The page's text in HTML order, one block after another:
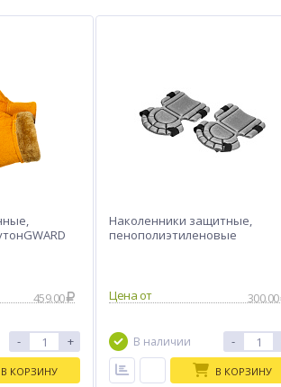
459.00
- +
В КОРЗИНУ
Наколенники защитные,
пенополиэтиленовые
300.00
В наличии -
В КОРЗИНУ